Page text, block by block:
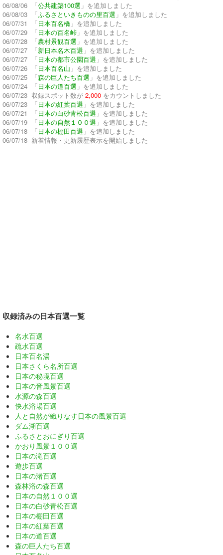
06/08/06 「公共建築100選 」を追加しました
06/08/03 「ふるさといきものの里百選 」を追加しました
06/07/31 「日本百名橋 」を追加しました
06/07/29 「日本の百名峠 」を追加しました
06/07/28 「農村景観百選 」を追加しました
06/07/27 「新日本名木百選 」を追加しました
06/07/27 「日本の都市公園百選 」を追加しました
06/07/26 「日本百名山 」を追加しました
06/07/25 「森の巨人たち百選 」を追加しました
06/07/24 「日本の道百選 」を追加しました
06/07/23 収録スポット数が 2,000 をカウントしました
06/07/23 「日本の紅葉百選 」を追加しました
06/07/21 「日本の白砂青松百選 」を追加しました
06/07/19 「日本の自然１００選 」を追加しました
06/07/18 「日本の棚田百選 」を追加しました
06/07/18 新着情報・更新履歴表示を開始しました
収録済みの日本百選一覧
名水百選
疏水百選
日本百名湯
日本さくら名所百選
日本の秘境百選
日本の音風景百選
水源の森百選
快水浴場百選
人と自然が織りなす日本の風景百選
ダム湖百選
ふるさとおにぎり百選
かおり風景１００選
日本の滝百選
遊歩百選
日本の渚百選
森林浴の森百選
日本の自然１００選
日本の白砂青松百選
日本の棚田百選
日本の紅葉百選
日本の道百選
森の巨人たち百選